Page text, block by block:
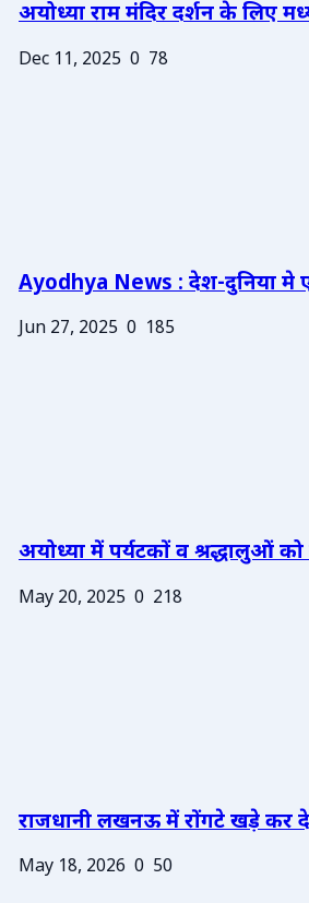
अयोध्या राम मंदिर दर्शन के लिए
Dec 11, 2025 0 78
Ayodhya News : देश-दुनिया मे
Jun 27, 2025 0 185
अयोध्या में पर्यटकों व श्रद्धालुओं को
May 20, 2025 0 218
राजधानी लखनऊ में रोंगटे खड़े कर
May 18, 2026 0 50